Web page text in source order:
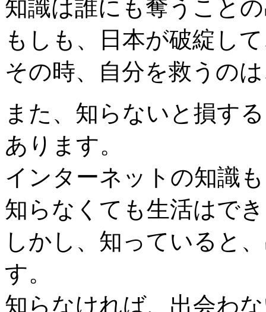
知識は誰にも奪うこと
もしも、日本が破綻し
その時、自分を救うの
また、知らないと損す
あります。
インターネットの知識
知らなくても生活はで
しかし、知っていると
す。
知らなければ、出会わ